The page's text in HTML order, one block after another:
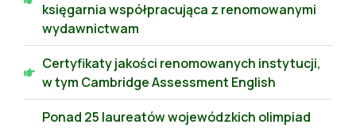
księgarnia współpracująca z renomowanymi
wydawnictwam
Certyfikaty jakości renomowanych instytucji,
w tym Cambridge Assessment English
Ponad 25 laureatów wojewódzkich olimpiad